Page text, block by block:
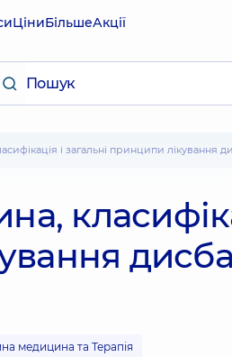
ЦіниБільшеАкції
і загальні принципи лікування
медицина та Терапія